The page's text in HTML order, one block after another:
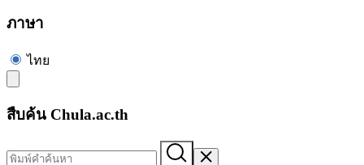
ภาษา
ไทย
สืบค้น Chula.ac.th